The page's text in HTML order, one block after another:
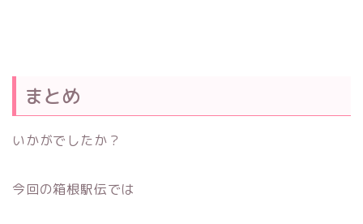
まとめ
いかがでしたか？
今回の箱根駅伝では